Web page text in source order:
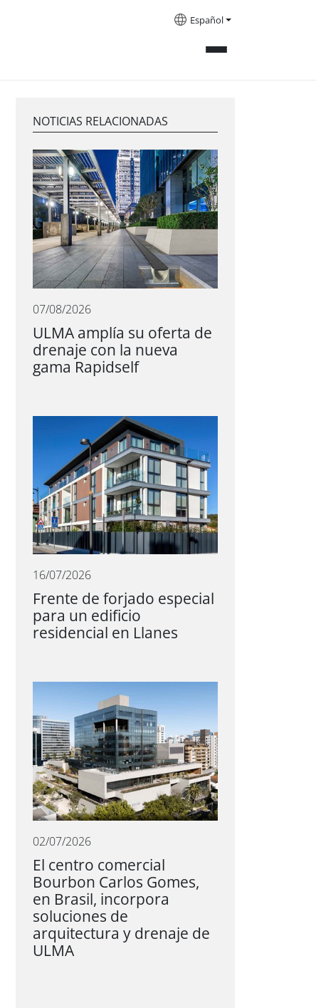
Español
NOTICIAS RELACIONADAS
07/08/2026
ULMA amplía su oferta de
drenaje con la nueva
gama Rapidself
16/07/2026
Frente de forjado especial
para un edificio
residencial en Llanes
02/07/2026
El centro comercial
Bourbon Carlos Gomes,
en Brasil, incorpora
soluciones de
arquitectura y drenaje de
ULMA